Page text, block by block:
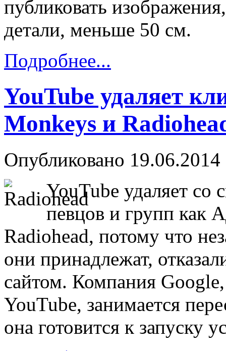
публиковать
детали, меньше 50 см.
Подробнее...
YouTube удаляет
Monkeys и
Опубликовано
YouTube удаляет со
певцов и групп как
Radiohead, потому что
они принадлежат,
сайтом. Компания
YouTube, занимается
она готовится к запуску